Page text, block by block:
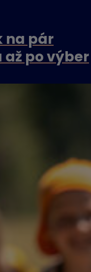
na pár
po výber